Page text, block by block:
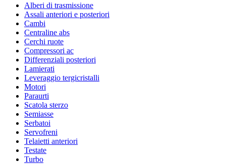
Alberi di trasmissione
Assali anteriori e posteriori
Cambi
Centraline abs
Cerchi ruote
Compressori ac
Differenziali posteriori
Lamierati
Leveraggio tergicristalli
Motori
Paraurti
Scatola sterzo
Semiasse
Serbatoi
Servofreni
Telaietti anteriori
Testate
Turbo